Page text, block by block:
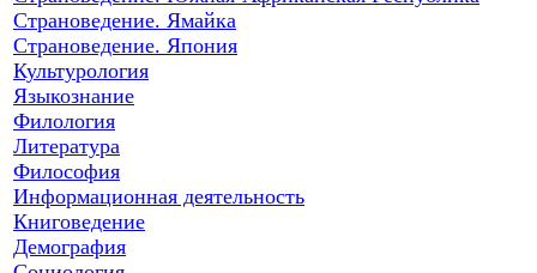
Страноведение. Ямайка
Страноведение. Япония
Культурология
Языкознание
Филология
Литература
Философия
Информационная деятельность
Книговедение
Демография